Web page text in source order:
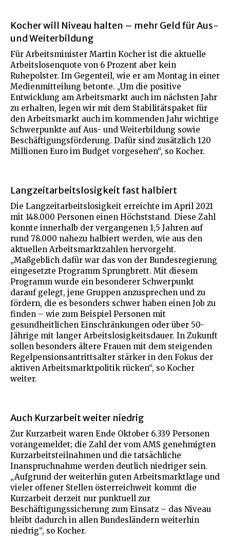
Kocher will Niveau halten – mehr Geld für Aus-
und Weiterbildung
Für Arbeitsminister Martin Kocher ist die aktuelle
Arbeitslosenquote von 6 Prozent aber kein
Ruhepolster. Im Gegenteil, wie er am Montag in einer
Medienmitteilung betonte. „Um die positive
Entwicklung am Arbeitsmarkt auch im nächsten Jahr
zu erhalten, legen wir mit dem Stabilitätspaket für
den Arbeitsmarkt auch im kommenden Jahr wichtige
Schwerpunkte auf Aus- und Weiterbildung sowie
Beschäftigungsförderung. Dafür sind zusätzlich 120
Millionen Euro im Budget vorgesehen“, so Kocher.
Langzeitarbeitslosigkeit fast halbiert
Die Langzeitarbeitslosigkeit erreichte im April 2021
mit 148.000 Personen einen Höchststand. Diese Zahl
konnte innerhalb der vergangenen 1,5 Jahren auf
rund 78.000 nahezu halbiert werden, wie aus den
aktuellen Arbeitsmarktzahlen hervorgeht.
„Maßgeblich dafür war das von der Bundesregierung
eingesetzte Programm Sprungbrett. Mit diesem
Programm wurde ein besonderer Schwerpunkt
darauf gelegt, jene Gruppen anzusprechen und zu
fördern, die es besonders schwer haben einen Job zu
finden – wie zum Beispiel Personen mit
gesundheitlichen Einschränkungen oder über 50-
Jährige mit langer Arbeitslosigkeitsdauer. In Zukunft
sollen besonders ältere Frauen mit dem steigenden
Regelpensionsantrittsalter stärker in den Fokus der
aktiven Arbeitsmarktpolitik rücken“, so Kocher
weiter.
Auch Kurzarbeit weiter niedrig
Zur Kurzarbeit waren Ende Oktober 6.339 Personen
vorangemeldet; die Zahl der vom AMS genehmigten
Kurzarbeitsteilnahmen und die tatsächliche
Inanspruchnahme werden deutlich niedriger sein.
„Aufgrund der weiterhin guten Arbeitsmarktlage und
vieler offener Stellen österreichweit kommt die
Kurzarbeit derzeit nur punktuell zur
Beschäftigungssicherung zum Einsatz – das Niveau
bleibt dadurch in allen Bundesländern weiterhin
niedrig“, so Kocher.